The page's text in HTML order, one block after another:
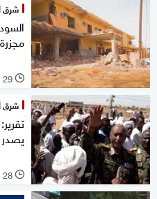
شرق
l 29 مارس 2026
شرق
يصدر
l 28 مارس 2026